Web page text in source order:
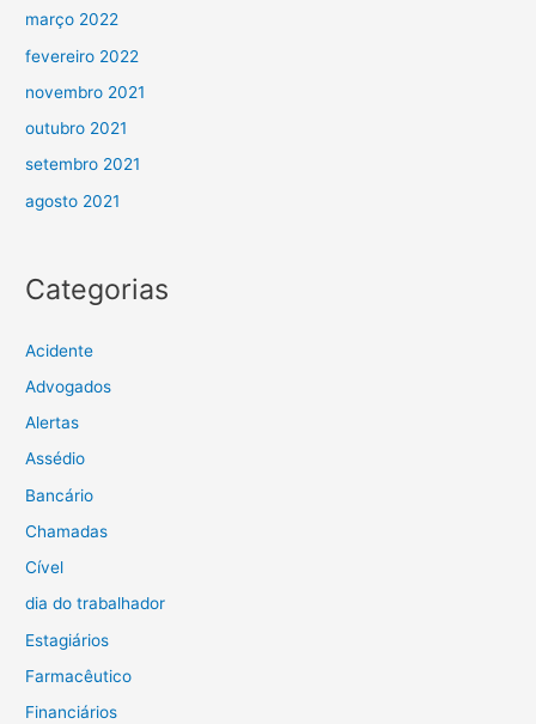
março 2022
fevereiro 2022
novembro 2021
outubro 2021
setembro 2021
agosto 2021
Categorias
Acidente
Advogados
Alertas
Assédio
Bancário
Chamadas
Cível
dia do trabalhador
Estagiários
Farmacêutico
Financiários